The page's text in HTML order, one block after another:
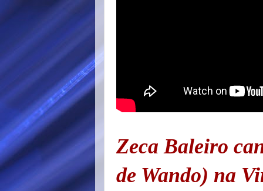
Zeca Baleiro
de Wando) na